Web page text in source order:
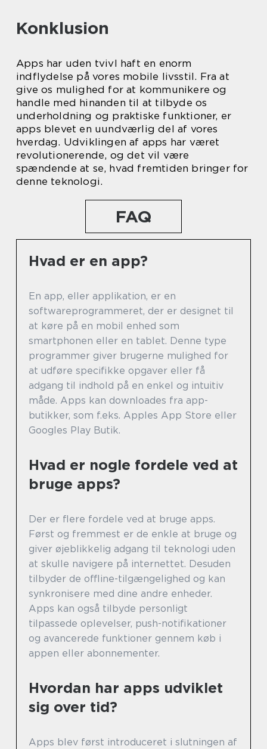
Konklusion
Apps har uden tvivl haft en enorm
indflydelse på vores mobile livsstil. Fra at
give os mulighed for at kommunikere og
handle med hinanden til at tilbyde os
underholdning og praktiske funktioner, er
apps blevet en uundværlig del af vores
hverdag. Udviklingen af apps har været
revolutionerende, og det vil være
spændende at se, hvad fremtiden bringer for
denne teknologi.
FAQ
Hvad er en app?
En app, eller applikation, er en
softwareprogrammeret, der er designet til
at køre på en mobil enhed som
smartphonen eller en tablet. Denne type
programmer giver brugerne mulighed for
at udføre specifikke opgaver eller få
adgang til indhold på en enkel og intuitiv
måde. Apps kan downloades fra app-
butikker, som f.eks. Apples App Store eller
Googles Play Butik.
Hvad er nogle fordele ved at
bruge apps?
Der er flere fordele ved at bruge apps.
Først og fremmest er de enkle at bruge og
giver øjeblikkelig adgang til teknologi uden
at skulle navigere på internettet. Desuden
tilbyder de offline-tilgængelighed og kan
synkronisere med dine andre enheder.
Apps kan også tilbyde personligt
tilpassede oplevelser, push-notifikationer
og avancerede funktioner gennem køb i
appen eller abonnementer.
Hvordan har apps udviklet
sig over tid?
Apps blev først introduceret i slutningen af